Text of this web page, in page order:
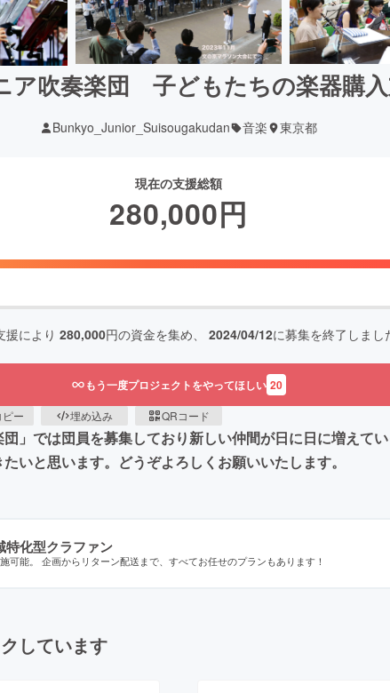
ア吹奏楽団 子どもたちの楽器購
Bunkyo_Junior_Suisougakudan 音楽 東京都
現在の支援総額
280,000円
援により 280,000円の資金を集め、 2024/04/12に募集を終了しまし
もう一度プロジェクトをやってほしい 20
ー 埋め込み QRコード
」では団員を募集しており新しい仲間が日に日に増えて
いと思います。どうぞよろしくお願いいたします。
特化型クラファン
可能。 企画からリターン配送まで、すべてお任せのプランもあります！
しています